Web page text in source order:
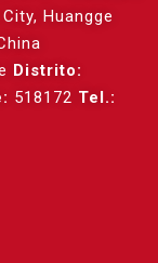
Huangge
Distrito:
518172 Tel.: